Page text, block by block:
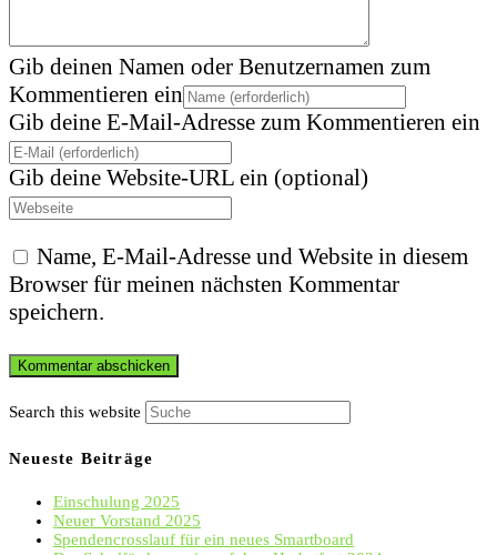
Gib deinen Namen oder Benutzernamen zum
Kommentieren ein
Gib deine E-Mail-Adresse zum Kommentieren ein
Gib deine Website-URL ein (optional)
Name, E-Mail-Adresse und Website in diesem
Browser für meinen nächsten Kommentar
speichern.
Search this website
Neueste Beiträge
Einschulung 2025
Neuer Vorstand 2025
Spendencrosslauf für ein neues Smartboard